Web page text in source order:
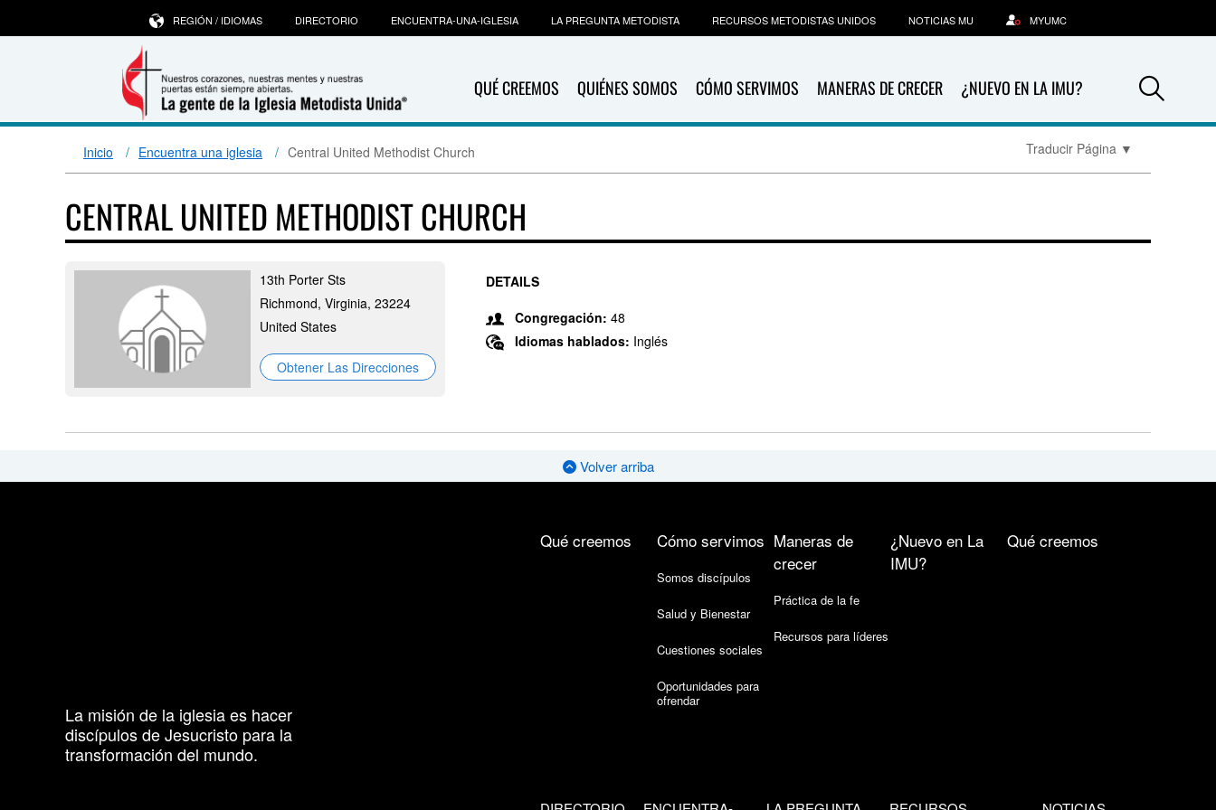
QUÉ CREEMOS QUIÉNES SOMOS CÓMO SERVIMOS MANERAS DE CRECER ¿NUEVO EN LA IMU?
REGIÓN / IDIOMAS DIRECTORIO ENCUENTRA-UNA-IGLESIA LA PREGUNTA METODISTA RECURSOS METODISTAS UNIDOS NOTICIAS MU MYUMC
Inicio Encuentra una iglesia Central United Methodist Church Traducir Página ▼
CENTRAL UNITED METHODIST CHURCH
13th Porter Sts
Richmond, Virginia, 23224
United States
Obtener Las Direcciones
DETAILS
Congregación: 48
Idiomas hablados: Inglés
Volver arriba
La misión de la iglesia es hacer
discípulos de Jesucristo para la
transformación del mundo.
Qué creemos Cómo servimos
Somos discípulos
Salud y Bienestar
Cuestiones sociales
Oportunidades para
ofrendar
Maneras de
crecer
Práctica de la fe
Recursos para líderes
¿Nuevo en La
IMU?
Qué creemos